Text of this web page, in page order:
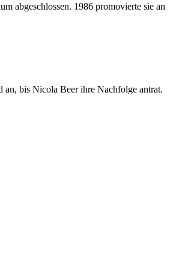
abgeschlossen. 1986 promovierte sie an
an, bis Nicola Beer ihre Nachfolge antrat.